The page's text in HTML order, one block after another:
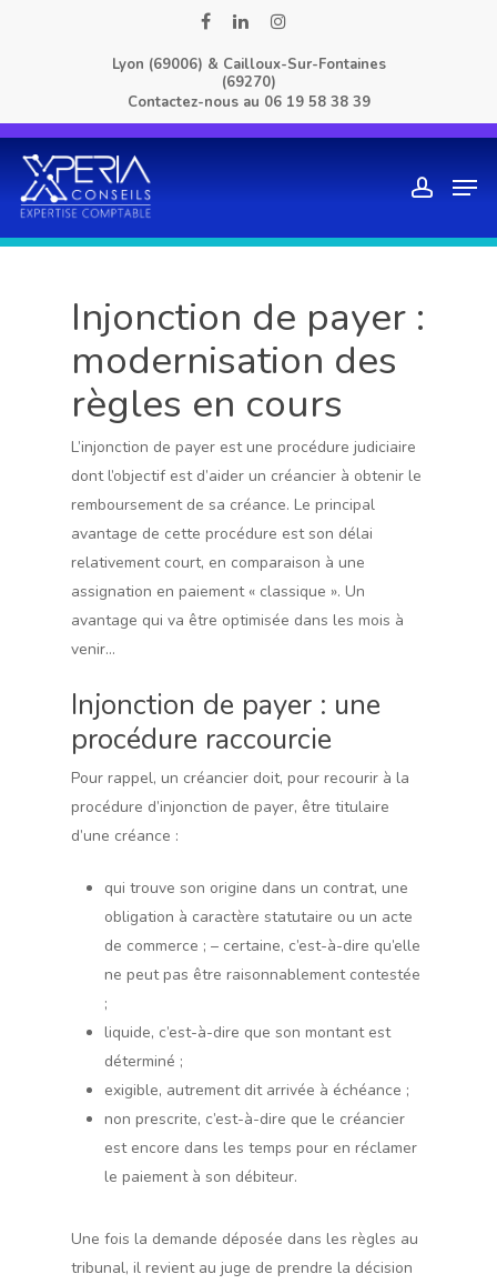
facebooklinkedininstagram
Lyon (69006) & Cailloux-Sur-Fontaines
(69270)
Contactez-nous au 06 19 58 38 39
Injonction de payer :
modernisation des
règles en cours
L’injonction de payer est une procédure judiciaire
dont l’objectif est d’aider un créancier à obtenir le
remboursement de sa créance. Le principal
avantage de cette procédure est son délai
relativement court, en comparaison à une
assignation en paiement « classique ». Un
avantage qui va être optimisée dans les mois à
venir…
Injonction de payer : une
procédure raccourcie
Pour rappel, un créancier doit, pour recourir à la
procédure d’injonction de payer, être titulaire
d’une créance :
qui trouve son origine dans un contrat, une
obligation à caractère statutaire ou un acte
de commerce ; – certaine, c’est-à-dire qu’elle
ne peut pas être raisonnablement contestée
;
liquide, c’est-à-dire que son montant est
déterminé ;
exigible, autrement dit arrivée à échéance ;
non prescrite, c’est-à-dire que le créancier
est encore dans les temps pour en réclamer
le paiement à son débiteur.
Une fois la demande déposée dans les règles au
tribunal, il revient au juge de prendre la décision